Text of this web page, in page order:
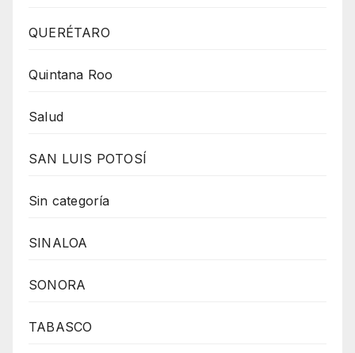
QUERÉTARO
Quintana Roo
Salud
SAN LUIS POTOSÍ
Sin categoría
SINALOA
SONORA
TABASCO